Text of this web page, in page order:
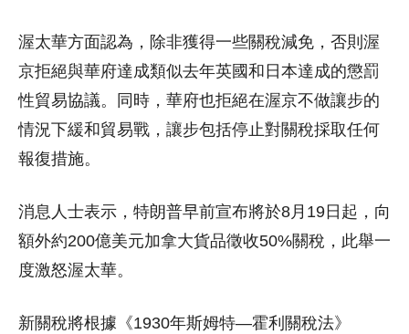
渥太華方面認為，除非獲得一些關稅減免，否則渥
京拒絕與華府達成類似去年英國和日本達成的懲罰
性貿易協議。同時，華府也拒絕在渥京不做讓步的
情況下緩和貿易戰，讓步包括停止對關稅採取任何
報復措施。
消息人士表示，特朗普早前宣布將於8月19日起，向
額外約200億美元加拿大貨品徵收50%關稅，此舉一
度激怒渥太華。
新關稅將根據《1930年斯姆特—霍利關稅法》